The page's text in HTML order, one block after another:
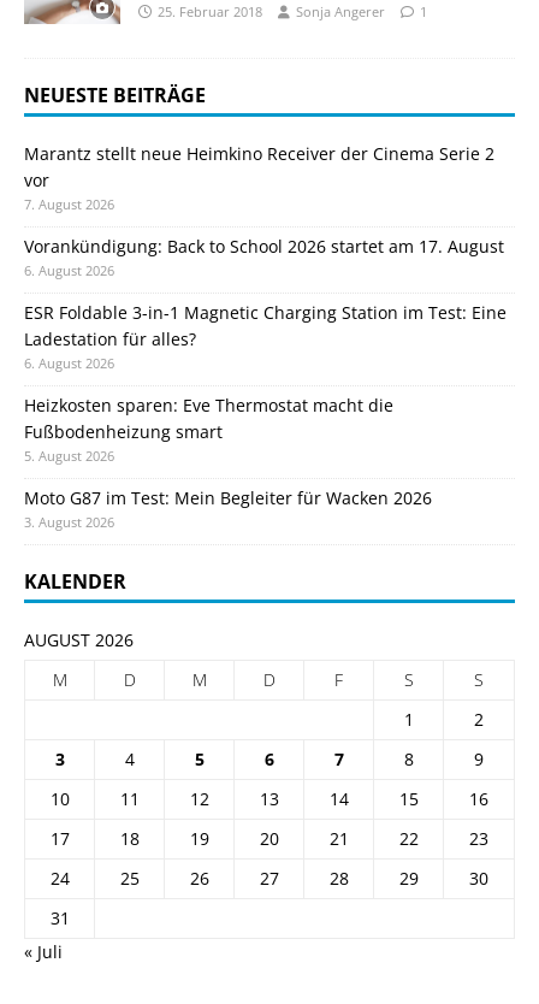
25. Februar 2018 Sonja Angerer 1
NEUESTE BEITRÄGE
Marantz stellt neue Heimkino Receiver der Cinema Serie 2
vor
7. August 2026
Vorankündigung: Back to School 2026 startet am 17. August
6. August 2026
ESR Foldable 3-in-1 Magnetic Charging Station im Test: Eine
Ladestation für alles?
6. August 2026
Heizkosten sparen: Eve Thermostat macht die
Fußbodenheizung smart
5. August 2026
Moto G87 im Test: Mein Begleiter für Wacken 2026
3. August 2026
KALENDER
AUGUST 2026
M
D M D F S
S
1
2
3
4 5 6 7 8
9
10
11 12 13 14 15
16
17
18 19 20 21 22
23
24
25 26 27 28 29
30
31
« Juli